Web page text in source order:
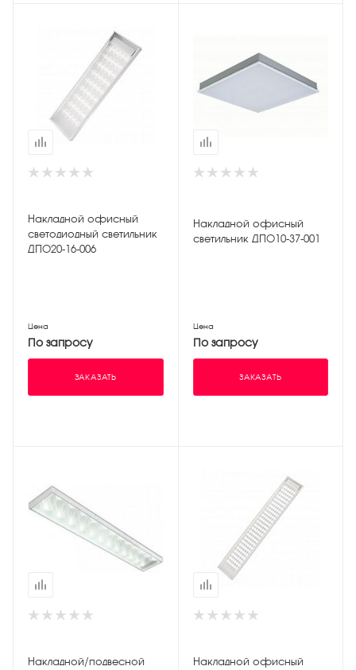
Накладной офисный
светодиодный светильник
ДПО20-16-006
Цена
По запросу
ЗАКАЗАТЬ
Накладной офисный
светильник ДПО10-37-001
Цена
По запросу
ЗАКАЗАТЬ
Накладной/подвесной
Накладной офисный